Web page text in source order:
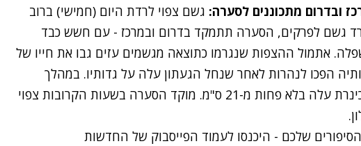
ובדרום מתכוננים לסערה: גשם צפוי לרדת היום (חמישי) ברוב
גשם לפרקים, הסערה תתמקד בדרום ובמרכז - עם חשש כבד
אתמול ההצפות שנגרמו כתוצאה מגשמים עזים גבו את חייו של
הפכו לנהרות לאחר שנחל הגעתון עלה על גדותיו. במהלך
מפלס הכינרת עלה בלא פחות מ-21 ס"מ. מוקד הסערה בשעות הקרובות צפוי
שלכם - היכנסו לעמוד הפייסבוק של החדשות